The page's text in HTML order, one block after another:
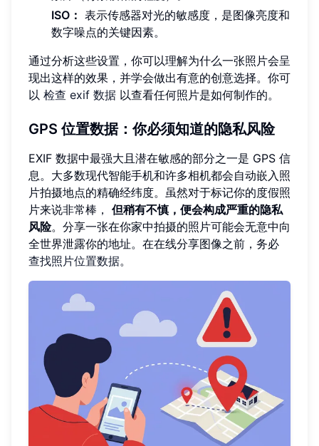
ISO： 表示传感器对光的敏感度，是图像亮度和
数字噪点的关键因素。
通过分析这些设置，你可以理解为什么一张照片会呈
现出这样的效果，并学会做出有意的创意选择。你可
以 检查 exif 数据 以查看任何照片是如何制作的。
GPS 位置数据：你必须知道的隐私风险
EXIF 数据中最强大且潜在敏感的部分之一是 GPS 信
息。大多数现代智能手机和许多相机都会自动嵌入照
片拍摄地点的精确经纬度。虽然对于标记你的度假照
片来说非常棒， 但稍有不慎，便会构成严重的隐私
风险。分享一张在你家中拍摄的照片可能会无意中向
全世界泄露你的地址。在在线分享图像之前，务必
查找照片位置数据。